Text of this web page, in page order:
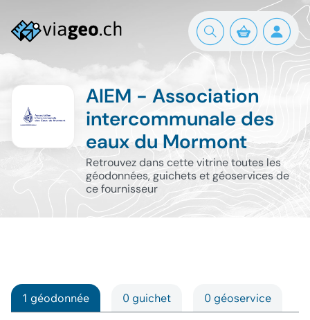
AIEM - Association
intercommunale des
eaux du Mormont
Retrouvez dans cette vitrine toutes les
géodonnées, guichets et géoservices de
ce fournisseur
1 géodonnée 0 guichet 0 géoservice